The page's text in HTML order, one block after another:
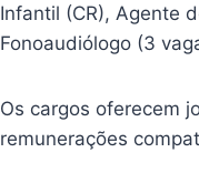
Infantil (CR), Agente
Fonoaudiólogo (3
Os cargos oferecem
remunerações